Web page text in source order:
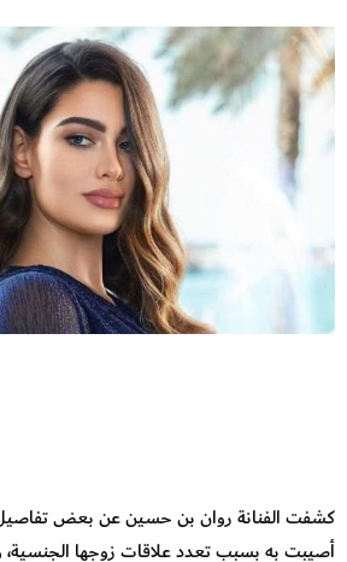
كشفت الفنانة روان بن حسين عن بعض
أصيبت به بسبب تعدد علاقات زوجها الجنسية،